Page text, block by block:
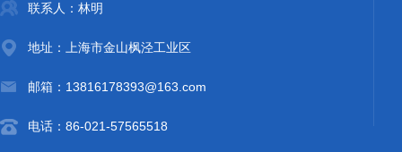
联系人：林明
地址：上海市金山枫泾工业区
邮箱：13816178393@163.com
电话：86-021-57565518